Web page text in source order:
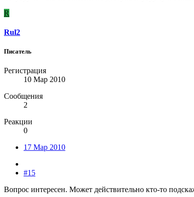
R
Rul2
Писатель
Регистрация
10 Мар 2010
Сообщения
2
Реакции
0
17 Мар 2010
#15
Вопрос интересен. Может действительно кто-то